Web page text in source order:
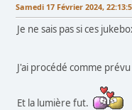
Samedi 17 Février 2024,
Je ne sais pas si ces
J'ai procédé comme
Et la lumière fut.